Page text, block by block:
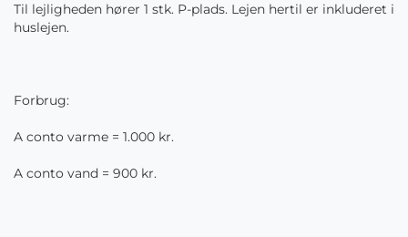
Til lejligheden hører 1 stk. P-plads. Lejen hertil er inkluderet i
huslejen.
Forbrug:
A conto varme = 1.000 kr.
A conto vand = 900 kr.